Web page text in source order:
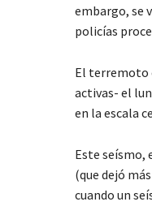
embargo, se
policías
El terremoto
activas- el
en la escala
Este seísmo,
(que dejó
cuando un